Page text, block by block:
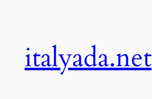
italyada.net